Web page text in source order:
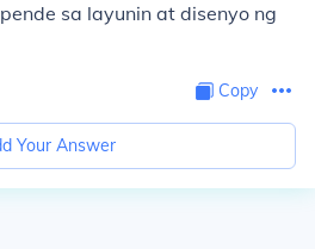
sa layunin at disenyo ng
Copy
Your Answer